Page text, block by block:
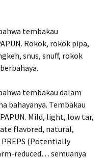
tembakau
Rokok, rokok pipa,
snus, snuff, rokok
tembakau dalam
bahayanya. Tembakau
Mild, light, low tar,
flavored, natural,
(Potentially
reduced… semuanya